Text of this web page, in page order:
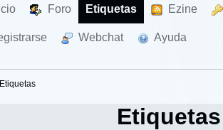
Foro Etiquetas Ezine
Webchat Ayuda
Etiquetas